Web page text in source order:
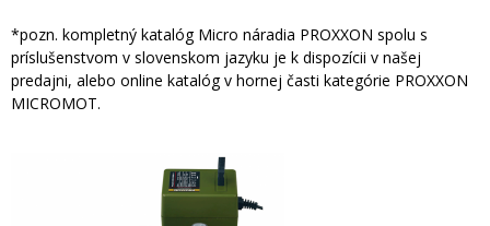
*pozn. kompletný katalóg Micro náradia PROXXON spolu s
príslušenstvom v slovenskom jazyku je k dispozícii v našej
predajni, alebo online katalóg v hornej časti kategórie PROXXON
MICROMOT.